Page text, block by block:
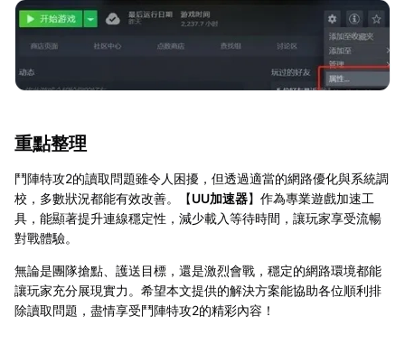
重點整理
鬥陣特攻2的讀取問題雖令人困擾，但透過適當的網路優化與系統調
校，多數狀況都能有效改善。【UU加速器】作為專業遊戲加速工
具，能顯著提升連線穩定性，減少載入等待時間，讓玩家享受流暢
對戰體驗。
無論是團隊搶點、護送目標，還是激烈會戰，穩定的網路環境都能
讓玩家充分展現實力。希望本文提供的解決方案能協助各位順利排
除讀取問題，盡情享受鬥陣特攻2的精彩內容！